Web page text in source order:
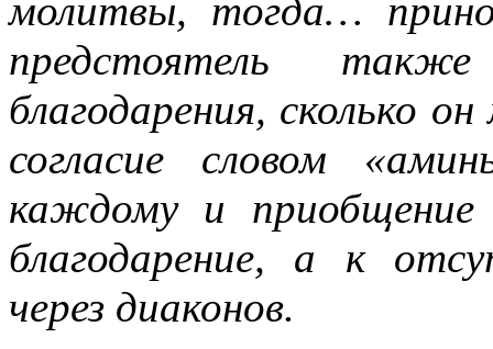
молитвы, тогда…
предстоятель
благодарения, сколько
согласие словом
каждому и приобщение
благодарение, а к
через диаконов.